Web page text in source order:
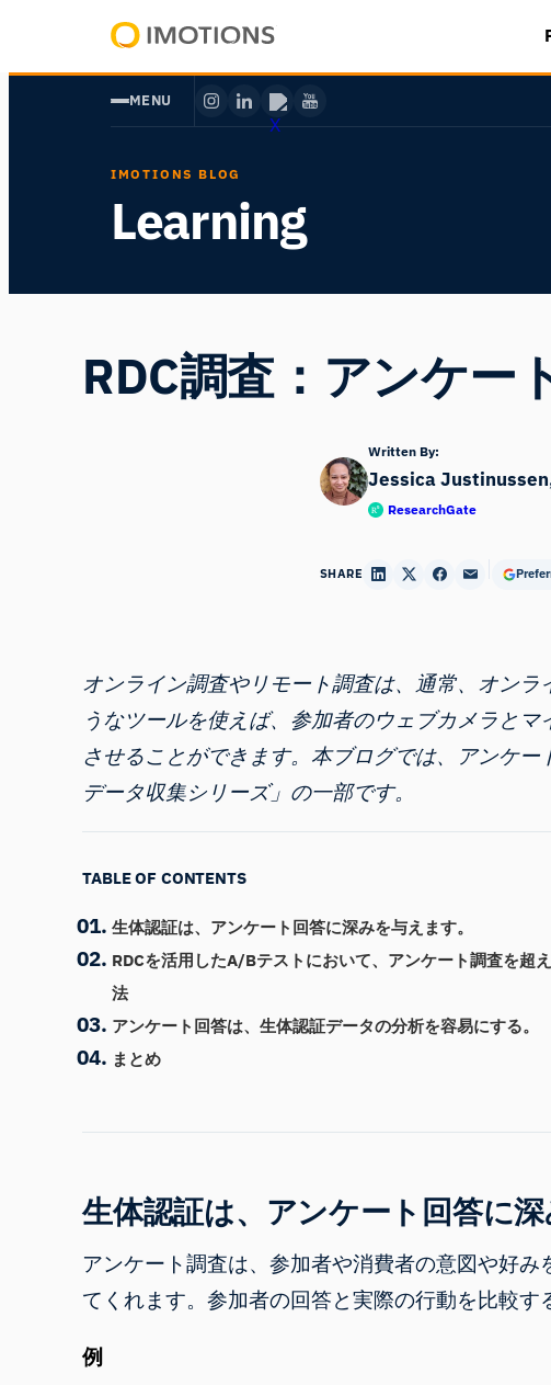
を
Human
MENU
IMOTIONS BLOG
Learning
RDC調査：アンケー
Written By:
Jessica
ResearchGate
SHARE
オンライン調査やリモート調査は、通常、オンラ
うなツールを使えば、参加者のウェブカメラと
させることができます。本ブログでは、アンケ
データ収集シリーズ」の一部です。
TABLE OF CONTENTS
生体認証は、アンケート回答に深みを与えます。
RDCを活用したA/Bテストにおいて、アンケート調査を超
法
アンケート回答は、生体認証データの分析を容易にする。
まとめ
生体認証は、アンケート回答に深
アンケート調査は、参加者や消費者の意図や好
てくれます。参加者の回答と実際の行動を比較す
例